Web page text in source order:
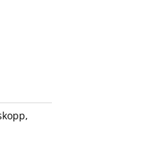
,